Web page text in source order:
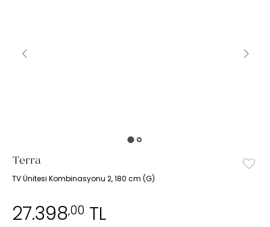
Terra
TV Ünitesi Kombinasyonu 2, 180 cm (G)
27.398,00 TL